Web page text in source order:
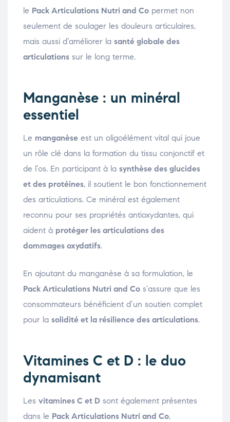
le Pack Articulations Nutri and Co permet non
seulement de soulager les douleurs articulaires,
mais aussi d’améliorer la santé globale des
articulations sur le long terme.
Manganèse : un minéral
essentiel
Le manganèse est un oligoélément vital qui joue
un rôle clé dans la formation du tissu conjonctif et
de l’os. En participant à la synthèse des glucides
et des protéines, il soutient le bon fonctionnement
des articulations. Ce minéral est également
reconnu pour ses propriétés antioxydantes, qui
aident à protéger les articulations des
dommages oxydatifs.
En ajoutant du manganèse à sa formulation, le
Pack Articulations Nutri and Co s’assure que les
consommateurs bénéficient d’un soutien complet
pour la solidité et la résilience des articulations.
Vitamines C et D : le duo
dynamisant
Les vitamines C et D sont également présentes
dans le Pack Articulations Nutri and Co,